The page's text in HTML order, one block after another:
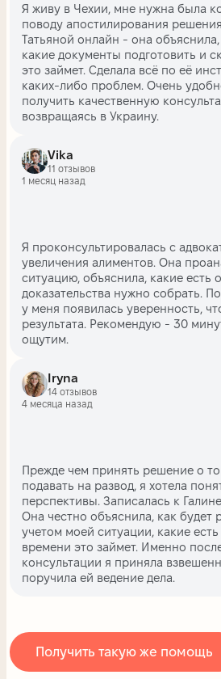
Я живу в Чехии, мне нужна была
поводу апостилирования
Татьяной онлайн - она
какие документы подготовить и
это займет. Сделала всё по её
каких-либо проблем. Очень
получить качественную
возвращаясь в Украину.
Vika
11 отзывов
1 месяц назад
Я проконсультировалась с
увеличения алиментов. Она
ситуацию, объяснила, какие есть
доказательства нужно собрать.
у меня появилась уверенность,
результата. Рекомендую - 30
ощутим.
Iryna
14 отзывов
4 месяца назад
Прежде чем принять решение о
подавать на развод, я хотела
перспективы. Записалась к
Она честно объяснила, как будет
учетом моей ситуации, какие
времени это займет. Именно
консультации я приняла
поручила ей ведение дела.
Получить такую ​​же помощь